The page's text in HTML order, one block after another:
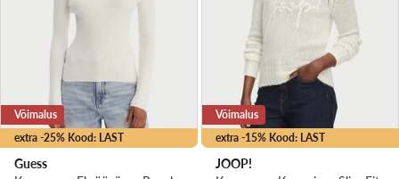
extra -25% Kood: LAST
Võimalus
Guess
extra -15% Kood: LAST
Võimalus
JOOP!